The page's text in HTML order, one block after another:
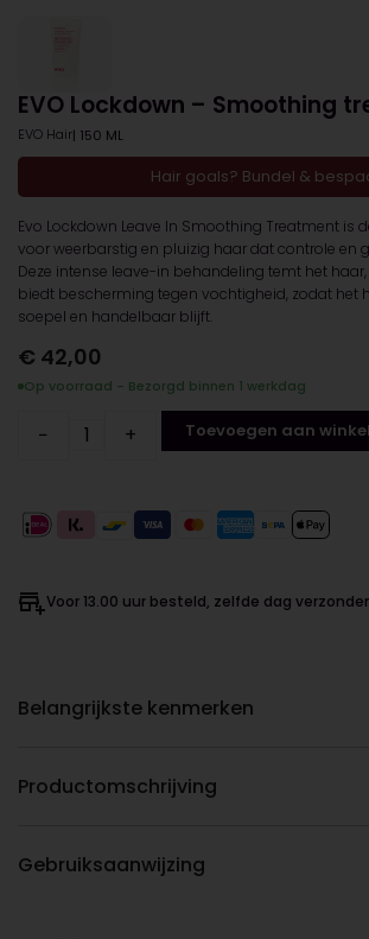
EVO Lockdown – Smoothing
EVO Hair| 150 ML
Hair goals? Bundel &
Evo Lockdown Leave In Smoothing Treatment is
voor weerbarstig en pluizig haar dat controle en
Deze intense leave-in behandeling temt het
biedt bescherming tegen vochtigheid, zodat het
soepel en handelbaar blijft.
€ 42,00
Op voorraad - Bezorgd binnen 1 werkdag
− + Toevoegen aan
Voor 13.00 uur besteld, zelfde dag
Belangrijkste kenmerken
Productomschrijving
Gebruiksaanwijzing